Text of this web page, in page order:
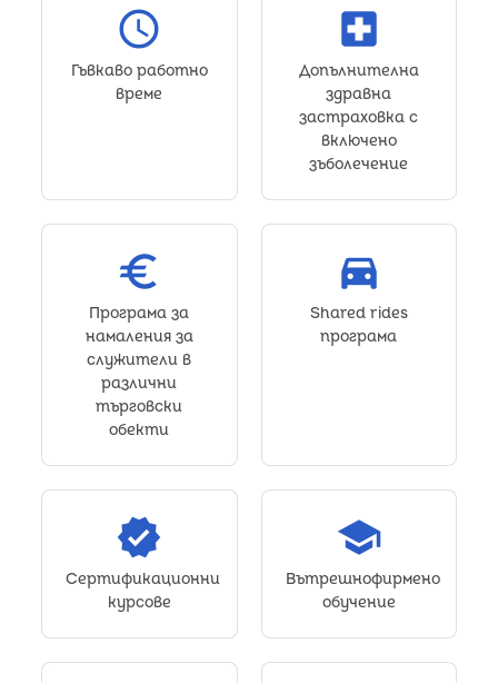
schedule
Гъвкаво работно
време
local_hospital
Допълнителна
здравна
застраховка с
включено
зъболечение
euro
Програма за
намаления за
служители в
различни
търговски
обекти
directions_car_filled
Shared rides
програма
verified
Сертификационни
курсове
school
Вътрешнофирмено
обучение